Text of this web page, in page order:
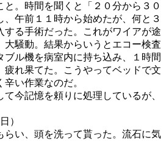
と。時間を聞くと「２０分から３０
、午前１１時から始めたが、何と３
する手術だった。これがワイアが途
大騒動。結果からいうとエコー検査
ブル機を病室内に持ち込み、１時間
疲れ果てた。こうやってベッドで文
い作業なのだ。
今記憶を頼りに処理しているが、
）
らい、頭を洗って貰った。流石に気